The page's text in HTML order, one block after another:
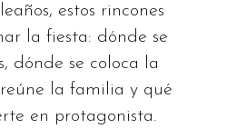
estos rincones
la fiesta: dónde se
dónde se coloca la
la familia y qué
en protagonista.